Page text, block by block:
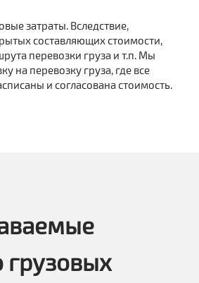
затраты. Вследствие,
составляющих стоимости,
перевозки груза и т.п. Мы
на перевозку груза, где все
и согласована стоимость.
грузовых